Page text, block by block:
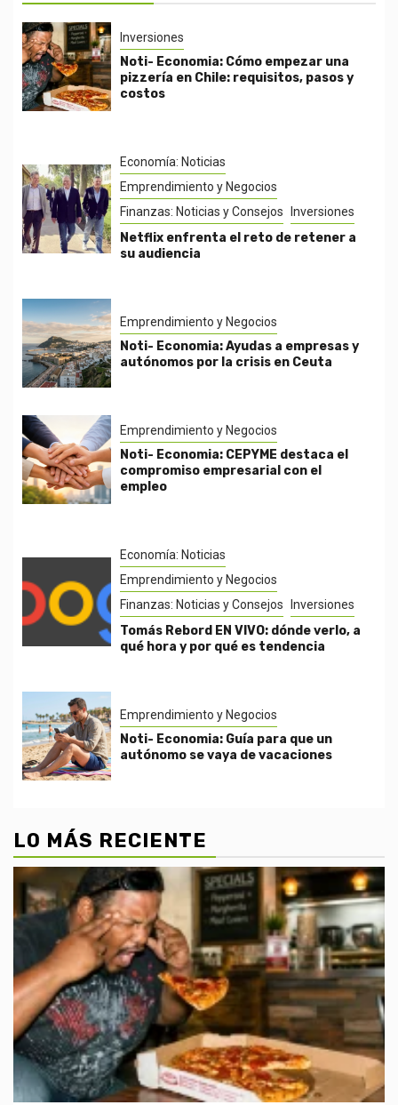
Inversiones
Noti- Economia: Cómo empezar una
pizzería en Chile: requisitos, pasos y
costos
Economía: Noticias
Emprendimiento y Negocios
Finanzas: Noticias y Consejos
Inversiones
Netflix enfrenta el reto de retener a
su audiencia
Emprendimiento y Negocios
Noti- Economia: Ayudas a empresas y
autónomos por la crisis en Ceuta
Emprendimiento y Negocios
Noti- Economia: CEPYME destaca el
compromiso empresarial con el
empleo
Economía: Noticias
Emprendimiento y Negocios
Finanzas: Noticias y Consejos
Inversiones
Tomás Rebord EN VIVO: dónde verlo, a
qué hora y por qué es tendencia
Emprendimiento y Negocios
Noti- Economia: Guía para que un
autónomo se vaya de vacaciones
LO MÁS RECIENTE